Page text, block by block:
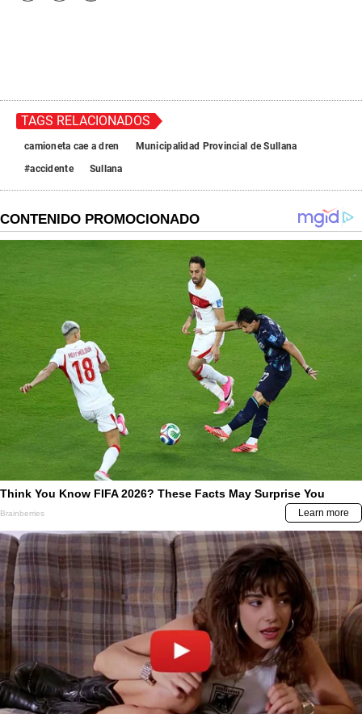
TAGS RELACIONADOS
camioneta cae a dren
Municipalidad Provincial de Sullana
#accidente
Sullana